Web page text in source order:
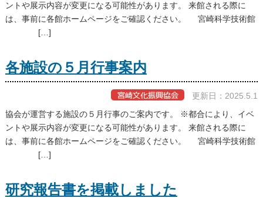
ントや展示内容が変更になる可能性があります。 来館される際に
は、事前に各館ホームページをご確認ください。 宮崎科学技術館
[…]
各施設の５月行事案内
更新日：2025.5.1
協会が運営する施設の５月行事のご案内です。 ※都合により、イベ
ントや展示内容が変更になる可能性があります。 来館される際に
は、事前に各館ホームページをご確認ください。 宮崎科学技術館
[…]
研究報告書を掲載しました